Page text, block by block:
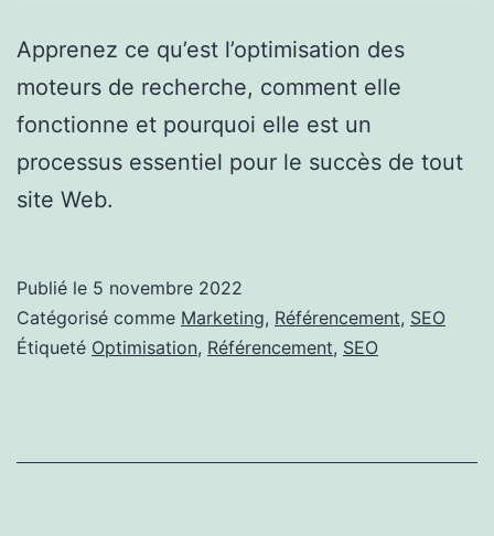
Apprenez ce qu’est l’optimisation des
moteurs de recherche, comment elle
fonctionne et pourquoi elle est un
processus essentiel pour le succès de tout
site Web.
Publié le 5 novembre 2022
Catégorisé comme Marketing, Référencement, SEO
Étiqueté Optimisation, Référencement, SEO